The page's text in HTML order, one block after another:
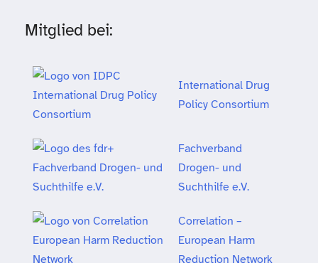
Mitglied bei:
International Drug
Policy Consortium
Fachverband
Drogen- und
Suchthilfe e.V.
Correlation –
European Harm
Reduction Network